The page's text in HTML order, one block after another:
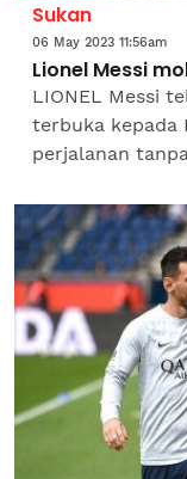
Sukan
06 May 2023 11:56am
Lionel Messi
LIONEL Messi
terbuka kepada
perjalanan
Argentina itu